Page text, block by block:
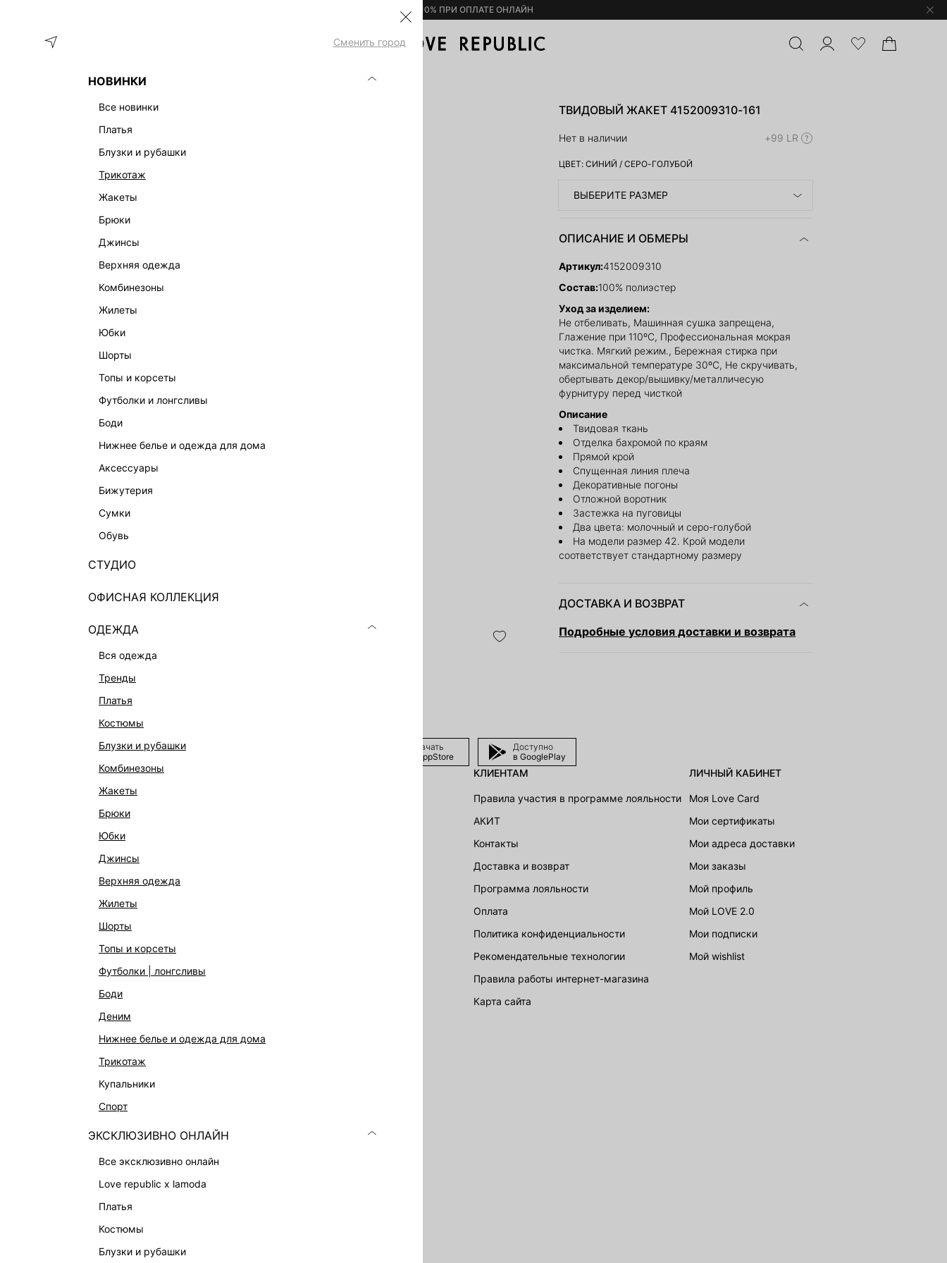
– 10% ПРИ ОПЛАТЕ ОНЛАЙН
Сменить город
НОВИНКИ
все новинки
платья
блузки и рубашки
трикотаж
жакеты
брюки
джинсы
верхняя одежда
комбинезоны
жилеты
юбки
шорты
топы и корсеты
футболки и лонгсливы
боди
нижнее белье и одежда для дома
аксессуары
бижутерия
сумки
обувь
СТУДИО
ОФИСНАЯ КОЛЛЕКЦИЯ
ОДЕЖДА
вся одежда
тренды
платья
костюмы
блузки и рубашки
комбинезоны
жакеты
брюки
юбки
джинсы
верхняя одежда
жилеты
шорты
топы и корсеты
футболки | лонгсливы
боди
деним
нижнее белье и одежда для дома
трикотаж
купальники
спорт
ЭКСКЛЮЗИВНО ОНЛАЙН
все эксклюзивно онлайн
love republic x lamoda
платья
костюмы
блузки и рубашки
ОДЕЖДА
ТВИДОВЫЙ ЖАКЕТ 4152009310-161
Нет в наличии +99 LR
ЦВЕТ:СИНИЙ /СЕРО-ГОЛУБОЙ
ВЫБЕРИТЕ РАЗМЕР
ОПИСАНИЕ И ОБМЕРЫ
Артикул:4152009310
Состав:100% полиэстер
Уход за изделием:
Не отбеливать, Машинная сушка запрещена,
Глажение при 110ºС, Профессиональная мокрая
чистка. Мягкий режим., Бережная стирка при
максимальной температуре 30ºС, Не скручивать,
обертывать декор/вышивку/металличесую
фурнитуру перед чисткой
Описание
Твидовая ткань
Отделка бахромой по краям
Прямой крой
Спущенная линия плеча
Декоративные погоны
Отложной воротник
Застежка на пуговицы
Два цвета: молочный и серо-голубой
На модели размер 42. Крой модели
соответствует стандартному размеру
ДОСТАВКА И ВОЗВРАТ
Подробные условия доставки и возврата
Скачать
в AppStore
Доступно
в GooglePlay
ОФИСНАЯ КОЛЛЕКЦИЯ
ЭКСКЛЮЗИВНО ОНЛАЙН
АКСЕССУАРЫ И УКРАШЕНИЯ
ФИНАЛЬНАЯ РАСПРОДАЖА
ПОДАРОЧНЫЕ СЕРТИФИКАТЫ
БАЛЬЗАМЫ-ТИНТЫ
ЛИМИТИРОВАННЫЕ КОЛЛЕКЦИИ
КАПСУЛЬНЫЙ ГАРДЕРОБ
БОХО-ШИК
В ОТТЕНКАХ СЕРОГО
LOVE REPUBLIC MAISON
ДАЙДЖЕСТ
КЛИЕНТАМ
Правила участия в программе лояльности
АКИТ
Контакты
Доставка и возврат
Программа лояльности
Оплата
Политика конфиденциальности
Рекомендательные технологии
Правила работы интернет-магазина
карта сайта
ЛИЧНЫЙ КАБИНЕТ
Моя Love Card
Мои сертификаты
Мои адреса доставки
Мои заказы
Мой профиль
Мой LOVE 2.0
Мои подписки
Мой wishlist